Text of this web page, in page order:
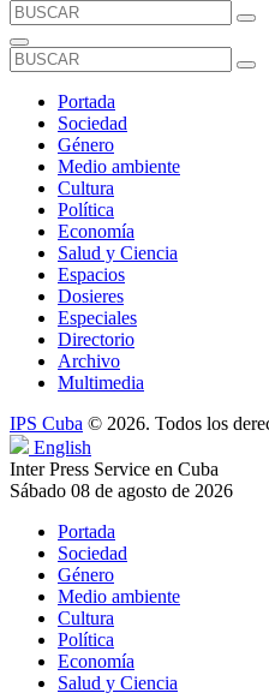
Portada
Sociedad
Género
Medio ambiente
Cultura
Política
Economía
Salud y Ciencia
Espacios
Dosieres
Especiales
Directorio
Archivo
Multimedia
IPS Cuba © 2026. Todos los
English
Inter Press Service en Cuba
Sábado 08 de agosto de 2026
Portada
Sociedad
Género
Medio ambiente
Cultura
Política
Economía
Salud y Ciencia